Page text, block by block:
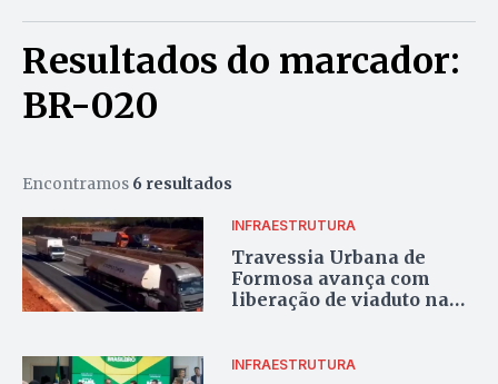
Resultados do marcador:
BR-020
Encontramos 6 resultados
INFRAESTRUTURA
Travessia Urbana de
Formosa avança com
liberação de viaduto na
INFRAESTRUTURA